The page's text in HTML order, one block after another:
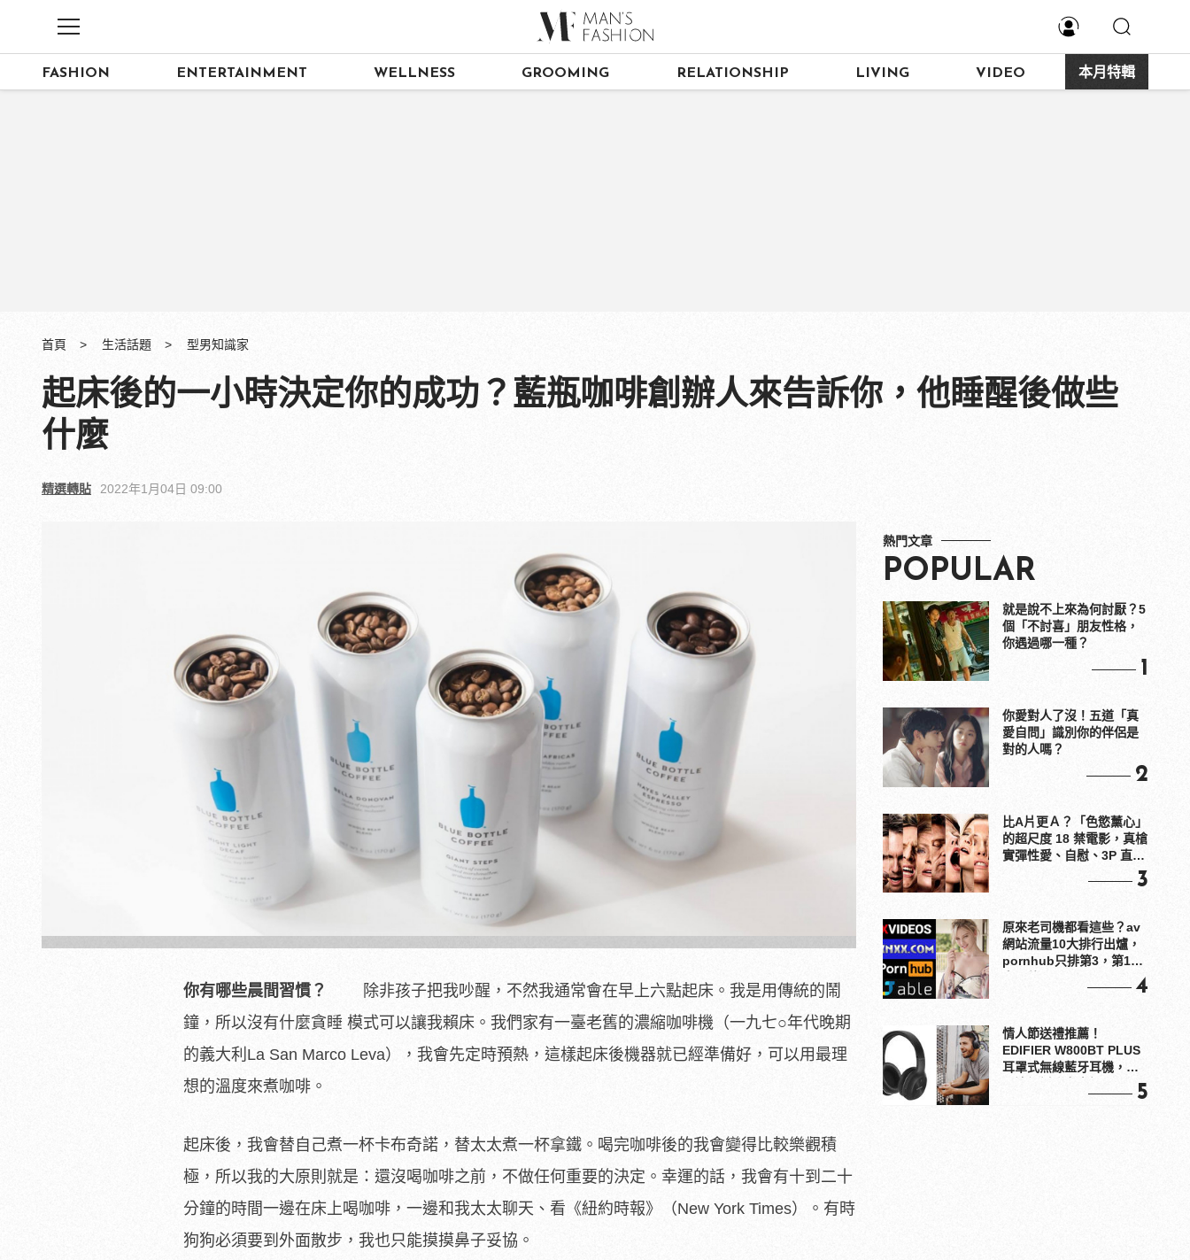
FASHION ENTERTAINMENT WELLNESS GROOMING RELATIONSHIP LIVING VIDEO 本月特輯
首頁 生活話題 型男知識家
起床後的一小時決定你的成功？藍瓶咖啡創辦人來告訴你，他睡醒後做些
什麼
精選轉貼 2022年1月04日 09:00
你有哪些晨間習慣？
除非孩子把我吵醒，不然我通常會在早上六點起床。我是用傳統的鬧
鐘，所以沒有什麼貪睡 模式可以讓我賴床。我們家有一臺老舊的濃縮咖啡機（一九七○年代晚期
的義大利La San Marco Leva），我會先定時預熱，這樣起床後機器就已經準備好，可以用最理
想的溫度來煮咖啡。
起床後，我會替自己煮一杯卡布奇諾，替太太煮一杯拿鐵。喝完咖啡後的我會變得比較樂觀積
極，所以我的大原則就是：還沒喝咖啡之前，不做任何重要的決定。幸運的話，我會有十到二十
分鐘的時間一邊在床上喝咖啡，一邊和我太太聊天、看《紐約時報》（New York Times）。有時
狗狗必須要到外面散步，我也只能摸摸鼻子妥協。
熱門文章
POPULAR
就是說不上來為何討厭？5
個「不討喜」朋友性格，
你遇過哪一種？
1
你愛對人了沒！五道「真
愛自問」識別你的伴侶是
對的人嗎？
2
比A片更Ａ？「色慾薰心」
的超尺度 18 禁電影，真槍
實彈性愛、自慰、3P 直接
3
原來老司機都看這些？av
網站流量10大排行出爐，
pornhub只排第3，第1名
4
情人節送禮推薦！
EDIFIER W800BT PLUS
耳罩式無線藍牙耳機，在
5